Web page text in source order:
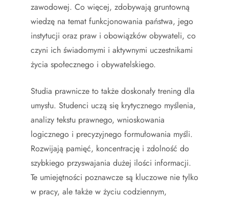
zawodowej. Co więcej, zdobywają gruntowną
wiedzę na temat funkcjonowania państwa, jego
instytucji oraz praw i obowiązków obywateli, co
czyni ich świadomymi i aktywnymi uczestnikami
życia społecznego i obywatelskiego.
Studia prawnicze to także doskonały trening dla
umysłu. Studenci uczą się krytycznego myślenia,
analizy tekstu prawnego, wnioskowania
logicznego i precyzyjnego formułowania myśli.
Rozwijają pamięć, koncentrację i zdolność do
szybkiego przyswajania dużej ilości informacji.
Te umiejętności poznawcze są kluczowe nie tylko
w pracy, ale także w życiu codziennym,